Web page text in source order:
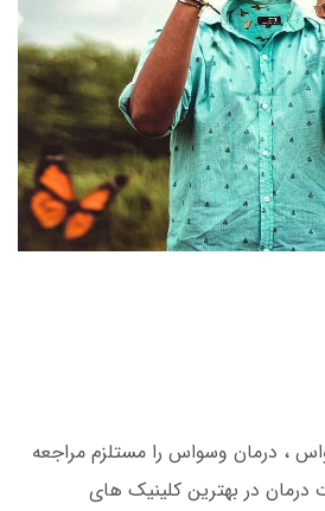
، درمان وسواس را مستلزم مراجعه
در بهترین کلینیک های